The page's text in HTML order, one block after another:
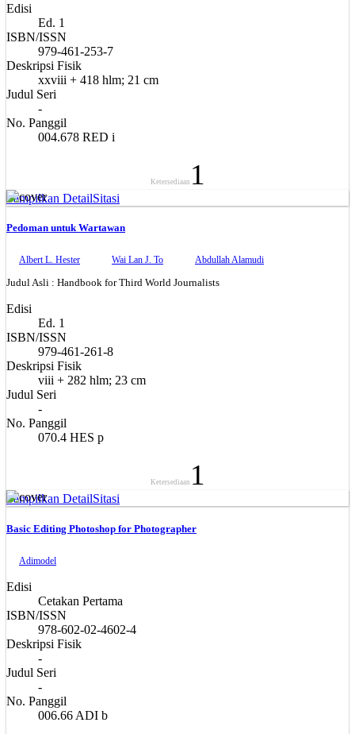
Edisi
Ed. 1
ISBN/ISSN
979-461-253-7
Deskripsi Fisik
xxviii + 418 hlm; 21 cm
Judul Seri
-
No. Panggil
004.678 RED i
Ketersediaan 1
Tampilkan DetailSitasi
Pedoman untuk Wartawan
Albert L. Hester Wai Lan J. To Abdullah Alamudi
Judul Asli : Handbook for Third World Journalists
Edisi
Ed. 1
ISBN/ISSN
979-461-261-8
Deskripsi Fisik
viii + 282 hlm; 23 cm
Judul Seri
-
No. Panggil
070.4 HES p
Ketersediaan 1
Tampilkan DetailSitasi
Basic Editing Photoshop for Photographer
Adimodel
Edisi
Cetakan Pertama
ISBN/ISSN
978-602-02-4602-4
Deskripsi Fisik
-
Judul Seri
-
No. Panggil
006.66 ADI b